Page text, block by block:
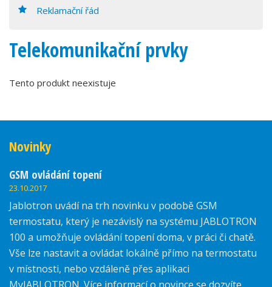
Reklamační řád
Telekomunikační prvky
Tento produkt neexistuje
Novinky
GSM ovládání topení
23.10.2017
Jablotron uvádí na trh novinku v podobě GSM
termostatu, který je nezávislý na systému JABLOTRON
100 a umožňuje ovládání topení doma, v práci či chatě.
Vše lze nastavit a ovládat lokálně přímo na termostatu
v místnosti, nebo vzdáleně přes aplikaci